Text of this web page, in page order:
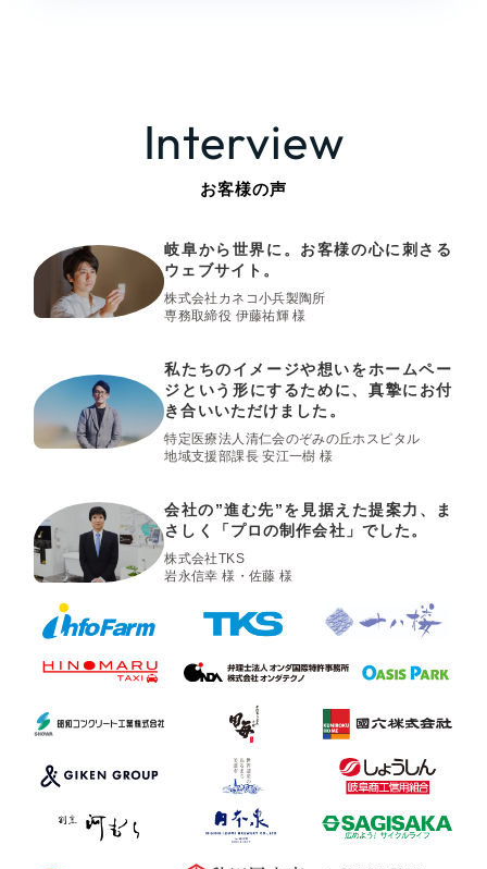
Interview
お客様の声
岐阜から世界に。お客様の心に刺さる
ウェブサイト。
株式会社カネコ小兵製陶所
専務取締役 伊藤祐輝 様
私たちのイメージや想いをホームペー
ジという形にするために、真摯にお付
き合いいただけました。
特定医療法人清仁会のぞみの丘ホスピタル
地域支援部課長 安江一樹 様
会社の”進む先”を見据えた提案力、ま
さしく「プロの制作会社」でした。
株式会社TKS
岩永信幸 様・佐藤 様